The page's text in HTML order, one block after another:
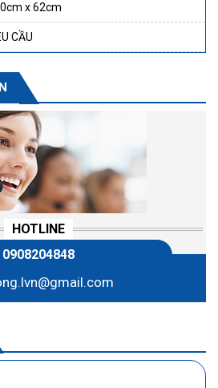
x 62cm
CẦU
HOTLINE
0908204848